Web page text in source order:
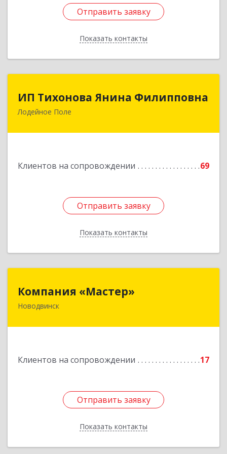
Отправить заявку
Показать контакты
Отправить заявку
Назад
ИП Тихонова Янина Филипповна
Лодейное Поле
Клиентов на сопровождении 69
Отправить заявку
Показать контакты
187700, Ленинградская обл, Лодейнопольский
Подробнее
Отправить заявку
Назад
Компания «Мастер»
Новодвинск
Клиентов на сопровождении 17
Отправить заявку
Показать контакты
164902, Архангельская обл, Новодвинск г,
Отправить заявку
Назад